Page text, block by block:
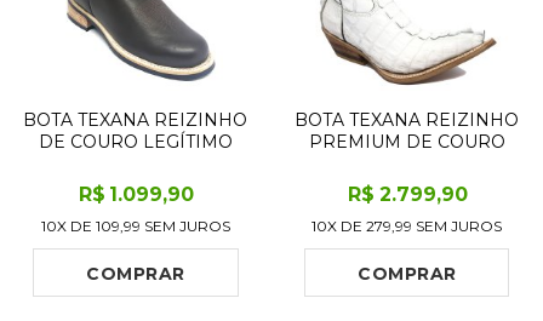
BOTA TEXANA REIZINHO
DE COURO LEGÍTIMO
- CANO MÉDIO, BICO
REDONDO - SOLADO X-
FLEX ARTESANAL
R$ 1.099,90
10X DE 109,99 SEM JUROS
COMPRAR
BOTA TEXANA REIZINHO
PREMIUM DE COURO
BRANCO RABO LIMITED
EDITION - CANO ALTO,
BICO FINO - SOLADO DE
COURO ARTESANAL
R$ 2.799,90
10X DE279,99 SEM JUROS
COMPRAR